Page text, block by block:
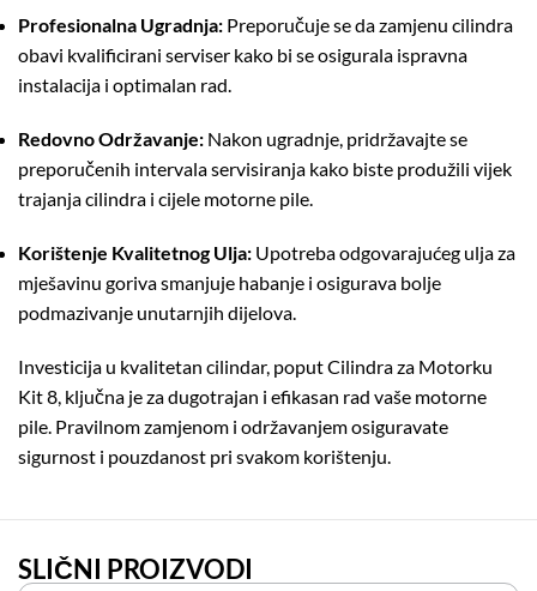
Profesionalna Ugradnja: Preporučuje se da zamjenu cilindra
obavi kvalificirani serviser kako bi se osigurala ispravna
instalacija i optimalan rad.
Redovno Održavanje: Nakon ugradnje, pridržavajte se
preporučenih intervala servisiranja kako biste produžili vijek
trajanja cilindra i cijele motorne pile.
Korištenje Kvalitetnog Ulja: Upotreba odgovarajućeg ulja za
mješavinu goriva smanjuje habanje i osigurava bolje
podmazivanje unutarnjih dijelova.
Investicija u kvalitetan cilindar, poput Cilindra za Motorku
Kit 8, ključna je za dugotrajan i efikasan rad vaše motorne
pile. Pravilnom zamjenom i održavanjem osiguravate
sigurnost i pouzdanost pri svakom korištenju.
SLIČNI PROIZVODI